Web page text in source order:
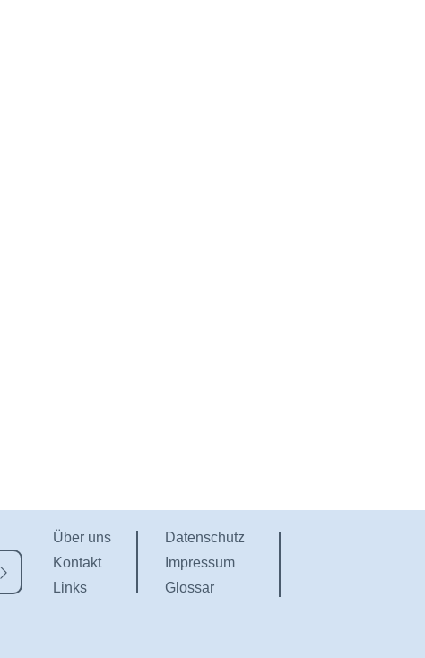
Über uns
Kontakt
Links
Datenschutz
Impressum
Glossar